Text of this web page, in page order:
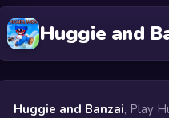
Huggie and
Huggie and Banzai, Play